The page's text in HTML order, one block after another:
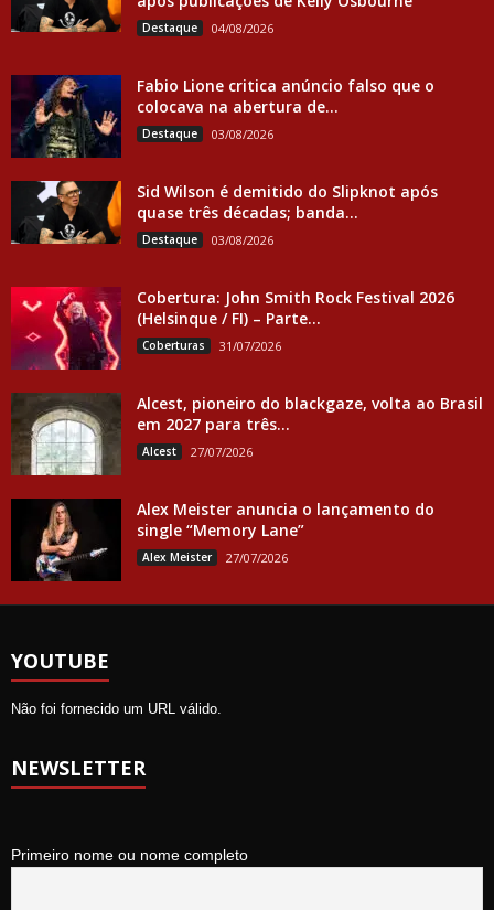
Destaque 04/08/2026
Fabio Lione critica anúncio falso que o
colocava na abertura de...
Destaque 03/08/2026
Sid Wilson é demitido do Slipknot após
quase três décadas; banda...
Destaque 03/08/2026
Cobertura: John Smith Rock Festival 2026
(Helsinque / FI) – Parte...
Coberturas 31/07/2026
Alcest, pioneiro do blackgaze, volta ao Brasil
em 2027 para três...
Alcest 27/07/2026
Alex Meister anuncia o lançamento do
single “Memory Lane”
Alex Meister 27/07/2026
YOUTUBE
Não foi fornecido um URL válido.
NEWSLETTER
Primeiro nome ou nome completo